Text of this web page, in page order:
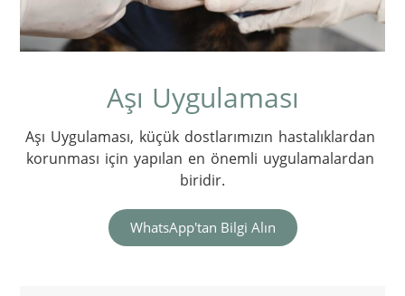
Aşı Uygulaması
Aşı Uygulaması, küçük dostlarımızın hastalıklardan
korunması için yapılan en önemli uygulamalardan
biridir.
WhatsApp'tan Bilgi Alın